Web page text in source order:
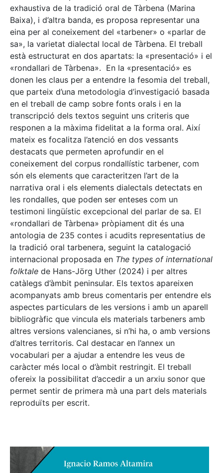
exhaustiva de la tradició oral de Tàrbena (Marina
Baixa), i d’altra banda, es proposa representar una
eina per al coneixement del «tarbener» o «parlar de
sa», la varietat dialectal local de Tàrbena. El treball
està estructurat en dos apartats: la «presentació» i el
«rondallari de Tàrbena». En la «presentació» es
donen les claus per a entendre la fesomia del treball,
que parteix d’una metodologia d’investigació basada
en el treball de camp sobre fonts orals i en la
transcripció dels textos seguint uns criteris que
responen a la màxima fidelitat a la forma oral. Així
mateix es focalitza l’atenció en dos vessants
destacats que permeten aprofundir en el
coneixement del corpus rondallístic tarbener, com
són els elements que caracteritzen l’art de la
narrativa oral i els elements dialectals detectats en
les rondalles, que poden ser enteses com un
testimoni lingüístic excepcional del parlar de sa. El
«rondallari de Tàrbena» pròpiament dit és una
antologia de 235 contes i acudits representatius de
la tradició oral tarbenera, seguint la catalogació
internacional proposada en The types of international
folktale de Hans-Jörg Uther (2024) i per altres
catàlegs d’àmbit peninsular. Els textos apareixen
acompanyats amb breus comentaris per entendre els
aspectes particulars de les versions i amb un aparell
bibliogràfic que vincula els materials tarbeners amb
altres versions valencianes, si n’hi ha, o amb versions
d’altres territoris. Cal destacar en l’annex un
vocabulari per a ajudar a entendre les veus de
caràcter més local o d’àmbit restringit. El treball
ofereix la possibilitat d’accedir a un arxiu sonor que
permet sentir de primera mà una part dels materials
reproduïts per escrit.